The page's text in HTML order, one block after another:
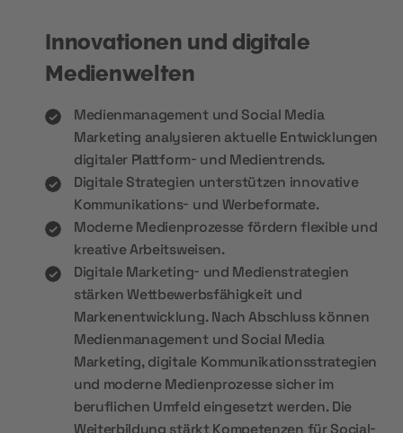
Innovationen und digitale
Medienwelten
Medienmanagement und Social Media
Marketing analysieren aktuelle Entwicklungen
digitaler Plattform- und Medientrends.
Digitale Strategien unterstützen innovative
Kommunikations- und Werbeformate.
Moderne Medienprozesse fördern flexible und
kreative Arbeitsweisen.
Digitale Marketing- und Medienstrategien
stärken Wettbewerbsfähigkeit und
Markenentwicklung. Nach Abschluss können
Medienmanagement und Social Media
Marketing, digitale Kommunikationsstrategien
und moderne Medienprozesse sicher im
beruflichen Umfeld eingesetzt werden. Die
Weiterbildung stärkt Kompetenzen für Social-